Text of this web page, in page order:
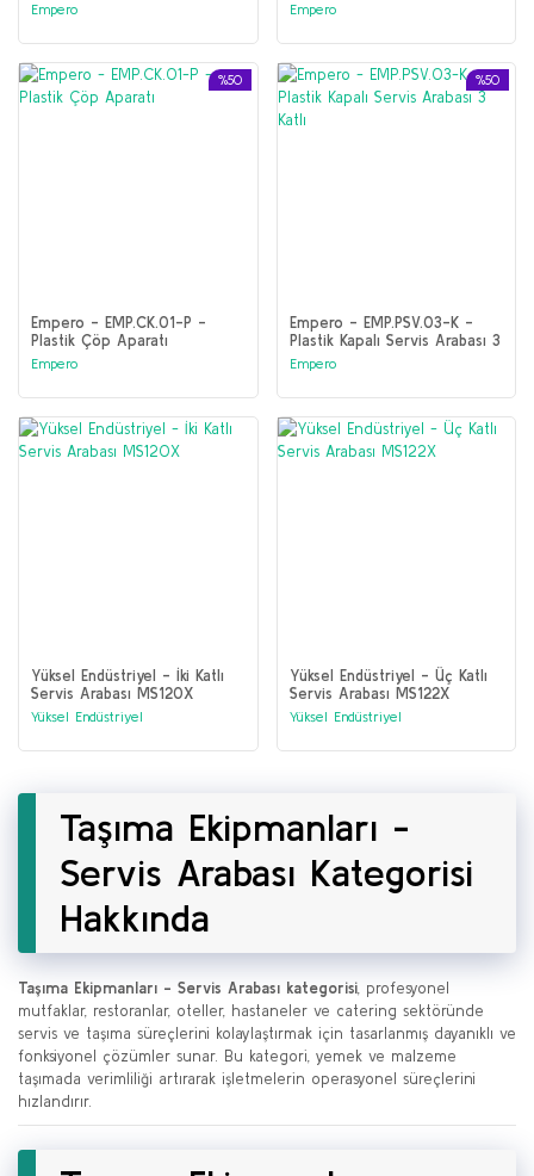
Empero Empero
%50
Empero - EMP.CK.01-P -
Plastik Çöp Aparatı
Empero
%50
Empero - EMP.PSV.03-K -
Plastik Kapalı Servis Arabası 3
Katlı
Empero
Yüksel Endüstriyel - İki Katlı
Servis Arabası MS120X
Yüksel Endüstriyel
Yüksel Endüstriyel - Üç Katlı
Servis Arabası MS122X
Yüksel Endüstriyel
Taşıma Ekipmanları -
Servis Arabası Kategorisi
Hakkında
Taşıma Ekipmanları - Servis Arabası kategorisi, profesyonel
mutfaklar, restoranlar, oteller, hastaneler ve catering sektöründe
servis ve taşıma süreçlerini kolaylaştırmak için tasarlanmış dayanıklı ve
fonksiyonel çözümler sunar. Bu kategori, yemek ve malzeme
taşımada verimliliği artırarak işletmelerin operasyonel süreçlerini
hızlandırır.